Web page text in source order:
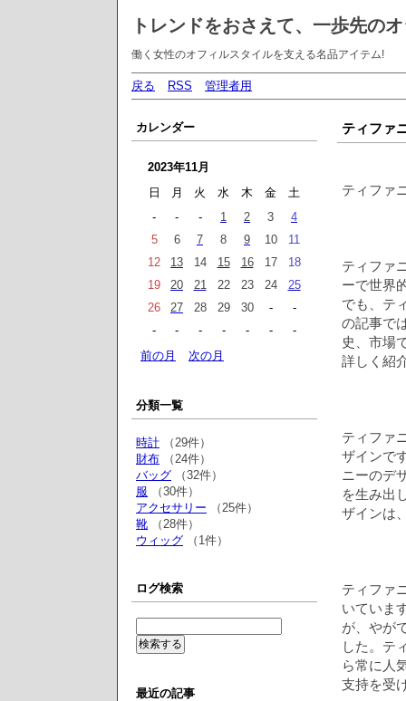
トレンドをおさえて、一歩先の
働く女性のオフィルスタイルを支える名品アイテム!
戻る RSS 管理者用
ティファ
ティファ
ティファ
ーで世界
でも、テ
の記事で
史、市場
詳しく紹
ティファ
ザインで
ニーのデ
を生み出
ザインは
ティファ
いていま
が、やが
した。テ
ら常に人
支持を受
カレンダー
2023年11月
日
月 火 水 木 金
土
-
- - 1 2 3
4
5
6 7 8 9 10
11
12
13 14 15 16 17
18
19
20 21 22 23 24
25
26
27 28 29 30 -
-
-
- - - - -
-
前の月
次の月
分類一覧
時計 （29件）
財布 （24件）
バッグ （32件）
服 （30件）
アクセサリー （25件）
靴 （28件）
ウィッグ （1件）
ログ検索
最近の記事